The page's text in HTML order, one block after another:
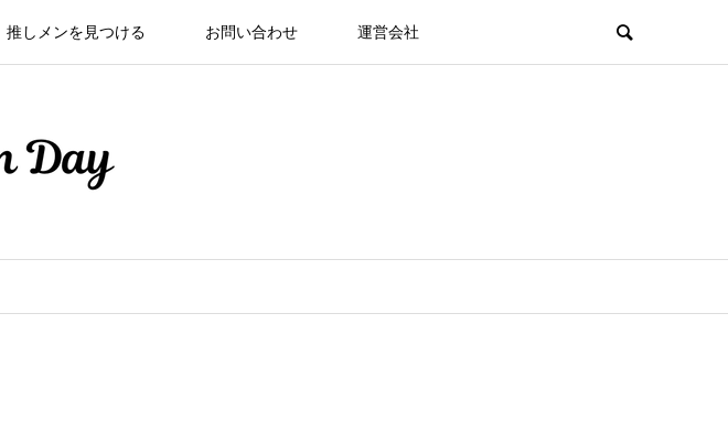
推しメンを見つける お問い合わせ 運営会社